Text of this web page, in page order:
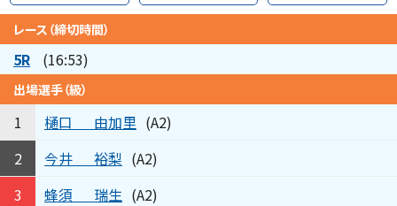
レース（締切時間）
5R (16:53)
出場選手（級）
1 樋口 由加里 (A2)
2
今井 裕梨 (A2)
3
蜂須 瑞生 (A2)